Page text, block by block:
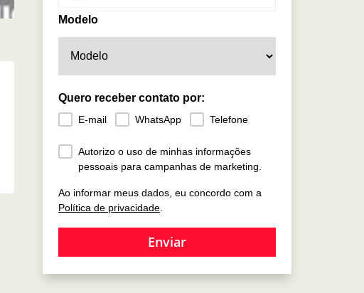
Modelo
Quero receber contato por:
E-mail WhatsApp Telefone
Autorizo o uso de minhas informações
pessoais para campanhas de marketing.
Ao informar meus dados, eu concordo com a
Política de privacidade.
Enviar